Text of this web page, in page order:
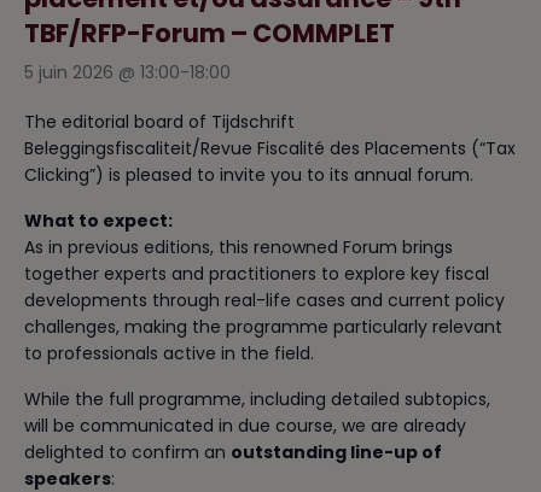
TBF/RFP-Forum – COMMPLET
5 juin 2026 @ 13:00-18:00
The editorial board of Tijdschrift
Beleggingsfiscaliteit/Revue Fiscalité des Placements (“Tax
Clicking”) is pleased to invite you to its annual forum.
What to expect:
As in previous editions, this renowned Forum brings
together experts and practitioners to explore key fiscal
developments through real-life cases and current policy
challenges, making the programme particularly relevant
to professionals active in the field.
While the full programme, including detailed subtopics,
will be communicated in due course, we are already
delighted to confirm an outstanding line-up of
speakers: